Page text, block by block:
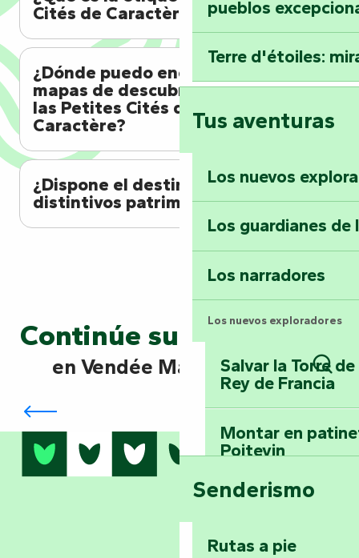
pueblos
Terre d'étoiles:
Tus aventuras
Los nuevos
Los guardianes de
Los narradores
Los nuevos exploradores
Salvar la Torre
Rey de Francia
Montar en
Poitevin
Domine los
Vouvant
Senderismo
Rutas a pie
Cités de Caractère?
¿Dónde puedo encontrar los
mapas de descubrimiento de
las Petites Cités de
Caractère?
¿Dispone el destino de otros
distintivos patrimoniales?
Continúe su exploración
en Vendée Marais Poitevin
Terre d'étoiles: mirar al infinito